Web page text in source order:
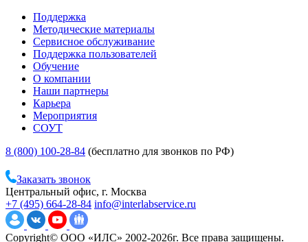
Поддержка
Методические материалы
Сервисное обслуживание
Поддержка пользователей
Обучение
О компании
Наши партнеры
Карьера
Мероприятия
СОУТ
8 (800) 100-28-84 (бесплатно для звонков по РФ)
Заказать звонок
Центральный офис, г. Москва
+7 (495) 664-28-84 info@interlabservice.ru
Copyright© ООО «ИЛС» 2002-2026г. Все права защищены.